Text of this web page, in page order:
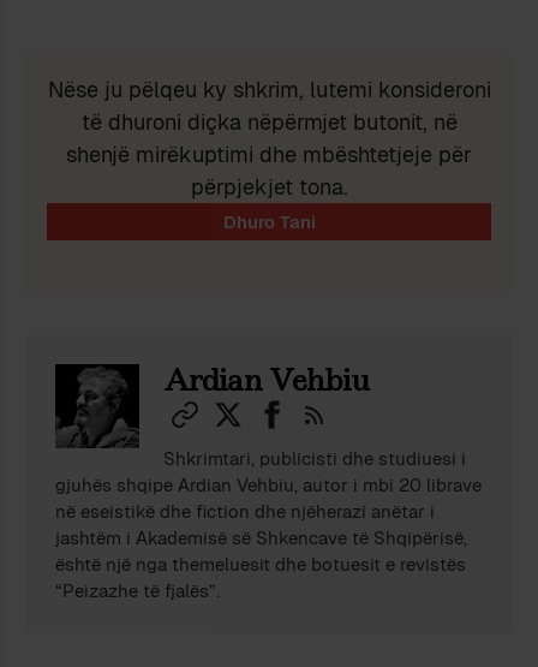
Nëse ju pëlqeu ky shkrim, lutemi konsideroni
të dhuroni diçka nëpërmjet butonit, në
shenjë mirëkuptimi dhe mbështetjeje për
përpjekjet tona.
Ardian Vehbiu
Shkrimtari, publicisti dhe studiuesi i
gjuhës shqipe Ardian Vehbiu, autor i mbi 20 librave
në eseistikë dhe fiction dhe njëherazi anëtar i
jashtëm i Akademisë së Shkencave të Shqipërisë,
është një nga themeluesit dhe botuesit e revistës
“Peizazhe të fjalës”.